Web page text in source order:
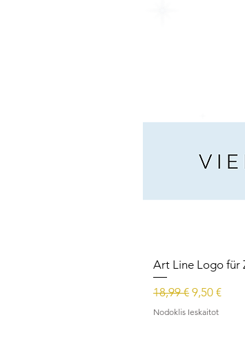
Art Line Logo für
Parastā cena
18,99 € 9,50 €
Nodoklis Ieskaitot